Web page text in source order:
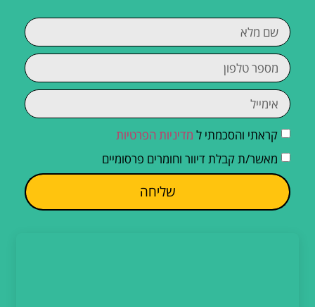
קראתי והסכמתי ל מדיניות הפרטיות
מאשר/ת קבלת דיוור וחומרים פרסומיים
שליחה